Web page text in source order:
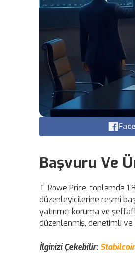
Başvuru Ve
T. Rowe Price, toplamda
düzenleyicilerine resmi
yatırımcı koruma ve
düzenlenmiş, denetimli
İlginizi Çekebilir: